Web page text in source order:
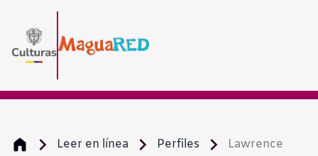
Leer en línea Perfiles
Lawrence